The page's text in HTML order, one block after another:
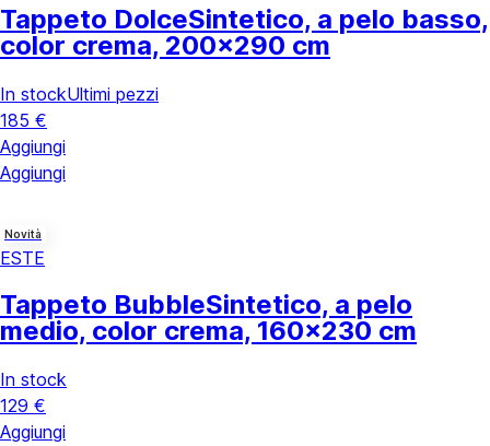
Tappeto DolceSintetico, a pelo basso,
color crema, 200x290 cm
In stockUltimi pezzi
185 €
Aggiungi
Aggiungi
Novità
ESTE
Tappeto BubbleSintetico, a pelo
medio, color crema, 160x230 cm
In stock
129 €
Aggiungi